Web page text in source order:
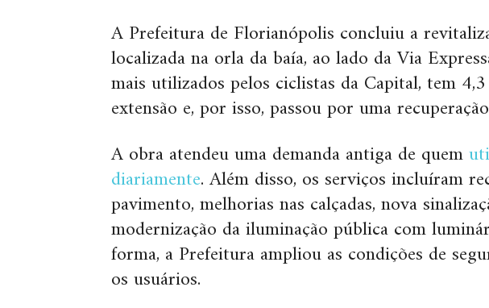
A Prefeitura de Florianópolis concluiu a
localizada na orla da baía, ao lado da Via
mais utilizados pelos ciclistas da Capital, tem
extensão e, por isso, passou por uma
A obra atendeu uma demanda antiga de quem
diariamente. Além disso, os serviços incluíram
pavimento, melhorias nas calçadas, nova
modernização da iluminação pública com
forma, a Prefeitura ampliou as condições de
os usuários.